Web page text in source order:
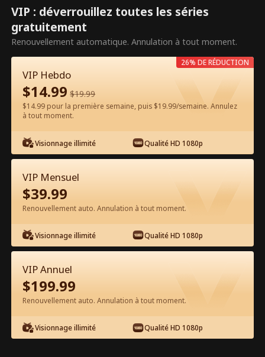
Ce sont des épisodes payants.
Débloquez pour regarder.
Regarder gratuitement sur l'App
Épisode 35 - Je me Marie avec n
Magnat après avoir été Larguée Film
complet
1-50 51-90 Tous les épisodes
VIP : déverrouillez toutes les séries
gratuitement
Renouvellement automatique. Annulation à tout moment.
VIP Hebdo
$14.99 $19.99
$14.99 pour la première semaine, puis $19.99/semaine. Annulez
à tout moment.
Visionnage illimité Qualité HD 1080p
26% DE RÉDUCTION
VIP Mensuel
$39.99
Renouvellement auto. Annulation à tout moment.
Visionnage illimité Qualité HD 1080p
VIP Annuel
$199.99
Renouvellement auto. Annulation à tout moment.
Visionnage illimité Qualité HD 1080p